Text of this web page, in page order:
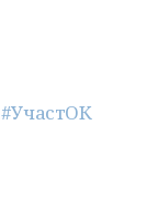
#УчастОК